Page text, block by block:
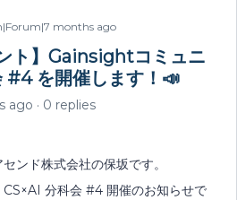
months ago
ト】Gainsightコミュニ
#4 を開催します！📣
ago 0 replies
ンド株式会社の保坂です。
CS×AI 分科会 #4 開催のお知らせで